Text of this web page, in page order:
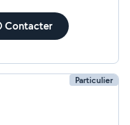
Contacter
Particulier